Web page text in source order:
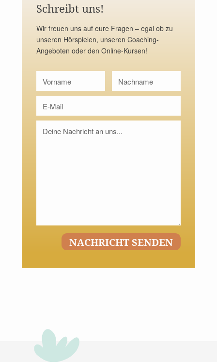
Schreibt uns!
Wir freuen uns auf eure Fragen – egal ob zu
unseren Hörspielen, unseren Coaching-
Angeboten oder den Online-Kursen!